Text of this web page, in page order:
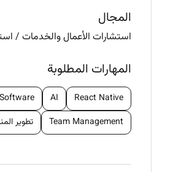
(link removed) CNC Horizontal Boring Machine Operator (Small/ Big/ Manual)المجال
استشارات الأعمال والخدمات /
المهارات المطلوبة
React Native
AI
Team Management
تطوير